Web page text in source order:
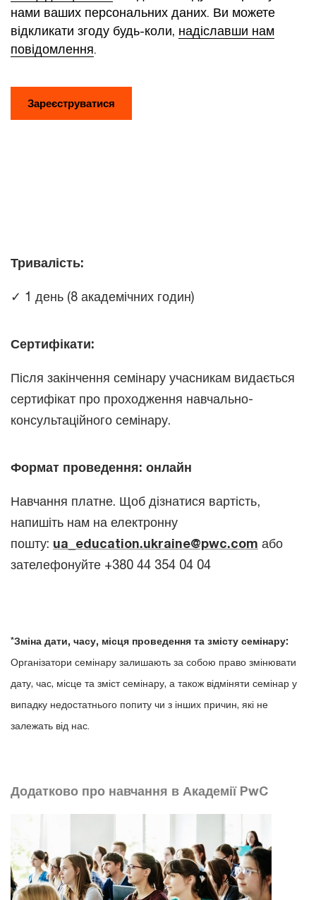
нами ваших персональних даних. Ви можете
відкликати згоду будь-коли, надіславши нам
повідомлення.
Тривалість:
✓ 1 день (8 академічних годин)
Сертифікати:
Після закінчення семінару учасникам видається
сертифікат про проходження навчально-
консультаційного семінару.
Формат проведення: онлайн
Навчання платне. Щоб дізнатися вартість,
напишіть нам на електронну
пошту: ua_education.ukraine@pwc.com або
зателефонуйте +380 44 354 04 04
*Зміна дати, часу, місця проведення та змісту семінару:
Організатори семінару залишають за собою право змінювати
дату, час, місце та зміст семінару, а також відміняти семінар у
випадку недостатнього попиту чи з інших причин, які не
залежать від нас.
Додатково про навчання в Академії PwC